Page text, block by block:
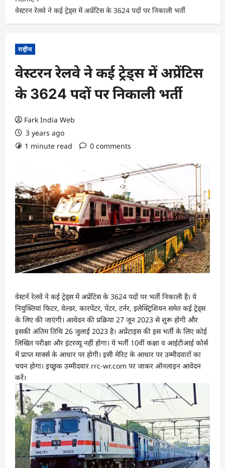
वेस्टरन रेलवे ने कई ट्रेड्स में अप्रेंटिस के 3624 पदों पर निकाली भर्ती
राष्ट्रीय
वेस्टरन रेलवे ने कई ट्रेड्स में अप्रेंटिस
के 3624 पदों पर निकाली भर्ती
Fark India Web
3 years ago
1 minute read
0 comments
वेस्टर्न रेलवे ने कई ट्रेड्स में अप्रेंटिस के 3624 पदों पर भर्ती निकाली है। ये
नियुक्तियां फिटर, वेल्डर, कारपेंटर, पेंटर, टर्नर, इलेक्ट्रिशियन समेत कई ट्रेड्स
के लिए की जाएंगी। आवेदन की प्रक्रिया 27 जून 2023 से शुरू होगी और
इसकी अंतिम तिथि 26 जुलाई 2023 है। अप्रेंटाइस की इस भर्ती के लिए कोई
लिखित परीक्षा और इंटरव्यू नहीं होगा। ये भर्ती 10वीं कक्षा व आईटीआई कोर्स
में प्राप्त मार्क्स के आधार पर होगी। इसी मेरिट के आधार पर उम्मीदवारों का
चयन होगा। इच्छुक उम्मीदवार rrc-wr.com पर जाकर ऑनलाइन आवेदन
करें।